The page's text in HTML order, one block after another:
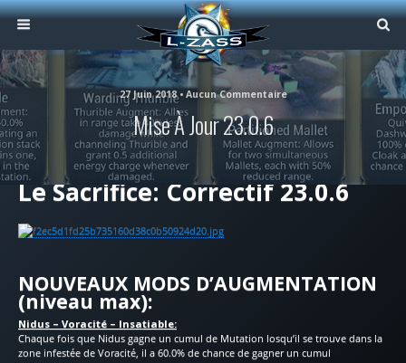
27 Juin 2018 • Aucun Commentaire
Mise À Jour 23.0.6
Le Sacrifice: Correctif 23.0.6
NOUVEAUX MODS D’AUGMENTATION
(niveau max):
Nidus – Voracité – Insatiable:
Chaque fois que Nidus gagne un cumul de Mutation losqu’il se trouve dans la
zone infestée de Voracité, il a 60.0% de chance de gagner un cumul